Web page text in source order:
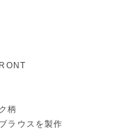
柄
ラウスを製作